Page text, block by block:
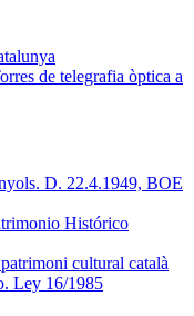
de telegrafia òptica a
D. 22.4.1949, BOE
Histórico
cultural català
Ley 16/1985